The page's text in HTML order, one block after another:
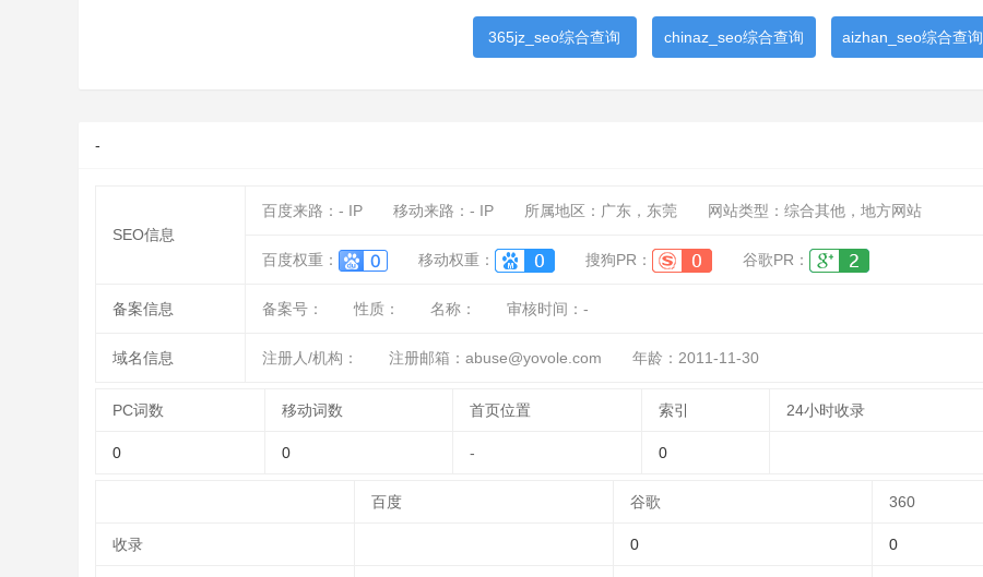
365jz_seo综合查询 chinaz_seo综合查询 aizhan_seo综合查询
-
SEO信息
百度来路： - IP 移动来路： - IP 所属地区：广东，东莞 网站类型：综合其他，地方网站
百度权重： 移动权重： 搜狗PR： 谷歌PR：
备案信息 备案号： 性质： 名称： 审核时间： -
域名信息 注册人/机构： 注册邮箱：abuse@yovole.com 年龄：2011-11-30
PC词数 移动词数 首页位置 索引 24小时收录
0 0 - 0
百度 谷歌 360
收录 0 0